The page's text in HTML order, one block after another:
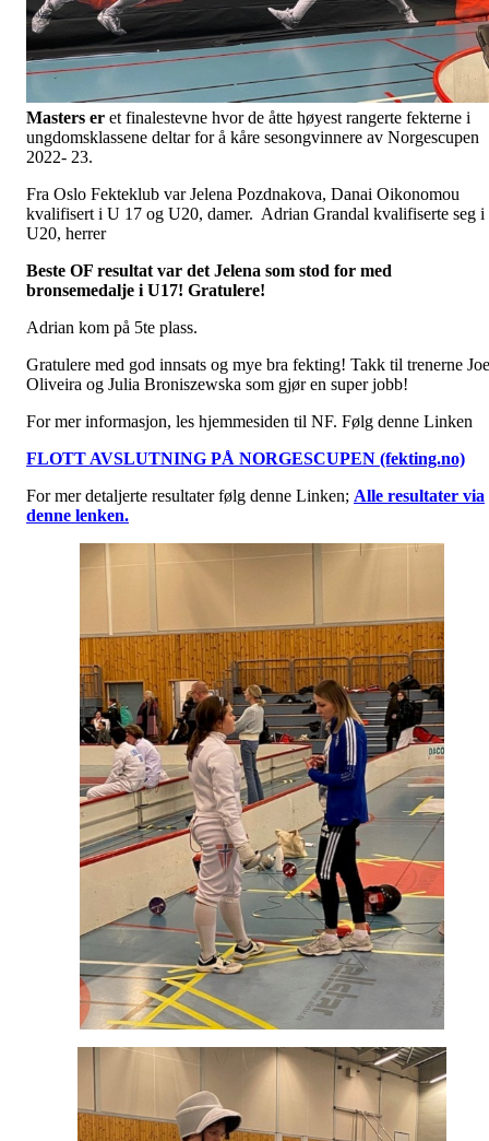
Masters er et finalestevne hvor de åtte høyest rangerte fekterne i
ungdomsklassene deltar for å kåre sesongvinnere av Norgescupen
2022- 23.
Fra Oslo Fekteklub var Jelena Pozdnakova, Danai Oikonomou
kvalifisert i U 17 og U20, damer. Adrian Grandal kvalifiserte seg i
U20, herrer
Beste OF resultat var det Jelena som stod for med
bronsemedalje i U17! Gratulere!
Adrian kom på 5te plass.
Gratulere med god innsats og mye bra fekting! Takk til trenerne
Oliveira og Julia Broniszewska som gjør en super jobb!
For mer informasjon, les hjemmesiden til NF. Følg denne Linken
FLOTT AVSLUTNING PÅ NORGESCUPEN (fekting.no)
For mer detaljerte resultater følg denne Linken; Alle resultater via
denne lenken.